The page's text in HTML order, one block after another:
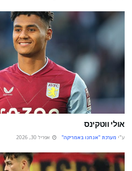
אולי ווטקינס
ע"י מערכת "אנחנו באמריקה" אפריל 30, 2026